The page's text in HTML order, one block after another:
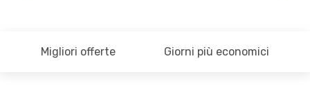
Migliori offerte Giorni più economici